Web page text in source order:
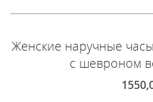
Женские наручные
с шевроном